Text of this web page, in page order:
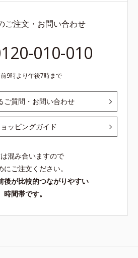
ご注文・お問い合わせ
010-010
9時より午後7時まで
ご質問・お問い合わせ
ッピングガイド
混み合いますので
にご注文ください。
後が比較的つながりやすい
時間帯です。